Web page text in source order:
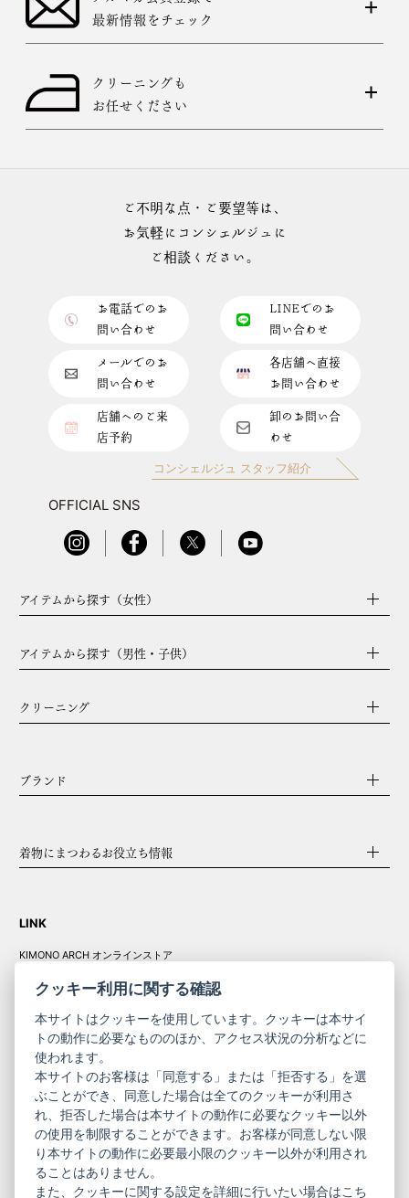
最新情報をチェック
クリーニングも
お任せください
ご不明な点・ご要望等は、
お気軽にコンシェルジュに
ご相談ください。
お電話でのお
問い合わせ
LINEでのお
問い合わせ
メールでのお
問い合わせ
各店舗へ直接
お問い合わせ
店舗へのご来
店予約
卸のお問い合
わせ
コンシェルジュ スタッフ紹介
OFFICIAL SNS
アイテムから探す（女性）
アイテムから探す（男性・子供）
クリーニング
ブランド
着物にまつわるお役立ち情報
LINK
KIMONO ARCH オンラインストア
コーポレート
サイト
きものやまと振
袖
サイト
ニュースレター
ご利用案内
お問い合わせ
プライバシーポリシー
特定商取引法に基づく表記
クッキー利用に関する確認
本サイトはクッキーを使用しています。クッキーは本サイ
トの動作に必要なもののほか、アクセス状況の分析などに
使われます。
本サイトのお客様は「同意する」または「拒否する」を選
ぶことができ、同意した場合は全てのクッキーが利用さ
れ、拒否した場合は本サイトの動作に必要なクッキー以外
の使用を制限することができます。お客様が同意しない限
り本サイトの動作に必要最小限のクッキー以外が利用され
ることはありません。
また、クッキーに関する設定を詳細に行いたい場合はこち